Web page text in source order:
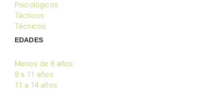
Psicológicos
Tácticos
Técnicos
EDADES
Menos de 8 años
8 a 11 años
11 a 14 años